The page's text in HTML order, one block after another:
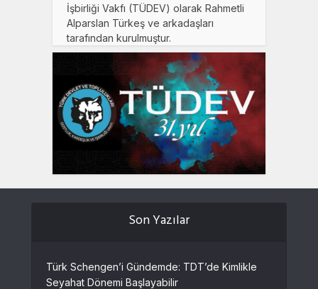
İşbirliği Vakfı (TÜDEV) olarak Rahmetli
Alparslan Türkeş ve arkadaşları
tarafından kurulmuştur.
Son Yazılar
Türk Schengen’i Gündemde: TDT’de Kimlikle
Seyahat Dönemi Başlayabilir